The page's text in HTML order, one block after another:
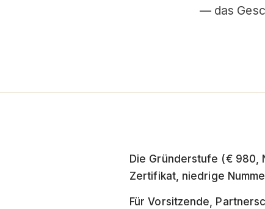
— das
Die Gründerstufe (€ 980,
Zertifikat, niedrige
Für Vorsitzende,